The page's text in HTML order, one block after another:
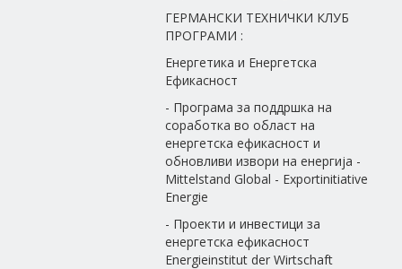
ГЕРМАНСКИ ТЕХНИЧКИ КЛУБ
ПРОГРАМИ :
Енергетика и Енергетска
Ефикасност
- Програма за поддршка на
соработка во област на
енергетска ефикасност и
обновливи извори на енергија -
Mittelstand Global - Exportinitiative
Energie
- Проекти и инвестици за
енергетска ефикасност
Energieinstitut der Wirtschaft